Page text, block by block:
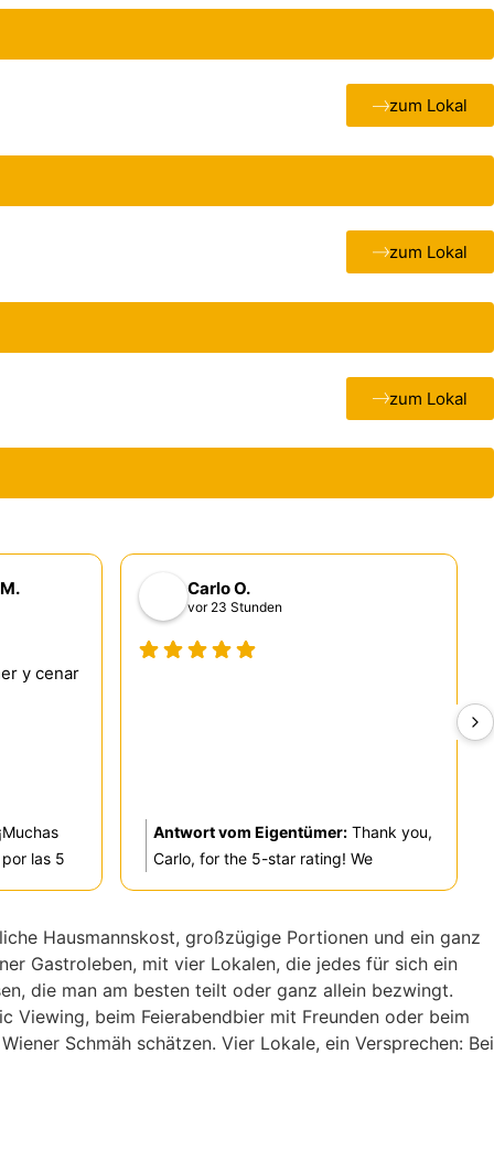
zum Lokal
zum Lokal
zum Lokal
y cenar
¡Muchas
las 5
como para
de
una
Carlo O.
vor 23 Stunden
Antwort vom Eigentümer: Thank you,
Carlo, for the 5-star rating! We
anything we can do for you in the
future, please let us know. Lg.
Centimeter - Team
Hausmannskost, großzügige Portionen und ein ganz
Gastroleben, mit vier Lokalen, die jedes für sich ein
die man am besten teilt oder ganz allein bezwingt.
Viewing, beim Feierabendbier mit Freunden oder beim
Schmäh schätzen. Vier Lokale, ein Versprechen: Bei